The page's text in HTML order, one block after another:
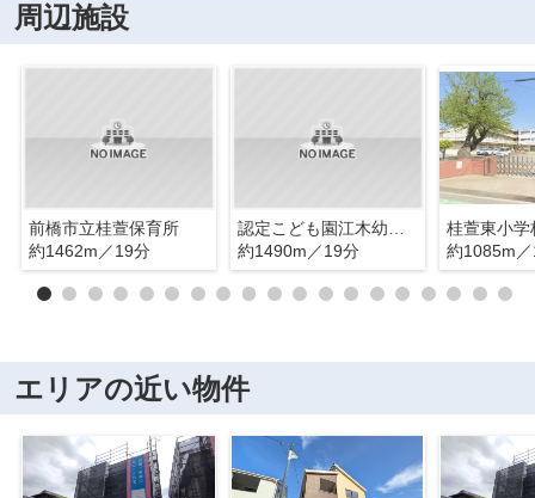
周辺施設
前橋市立桂萱保育所
約1462m／19分
約1490m／19分
桂萱東小学
約1085m
エリアの近い物件